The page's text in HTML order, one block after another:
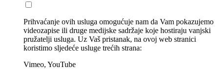
Prihvaćanje ovih usluga omogućuje nam da Vam pokazujemo
videozapise ili druge medijske sadržaje koje hostiraju vanjski
pružatelji usluga. Uz Vaš pristanak, na ovoj web stranici
koristimo sljedeće usluge trećih strana:
Vimeo, YouTube